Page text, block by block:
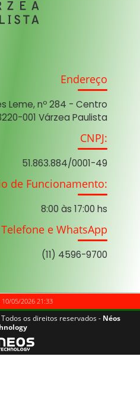
Endereço
Leme, nº 284 - Centro
001 Várzea Paulista
CNPJ:
51.863.884/0001-49
de Funcionamento:
8:00 às 17:00 hs
Telefone e WhatsApp
(11) 4596-9700
05/2026 21:33
os direitos reservados - Néos